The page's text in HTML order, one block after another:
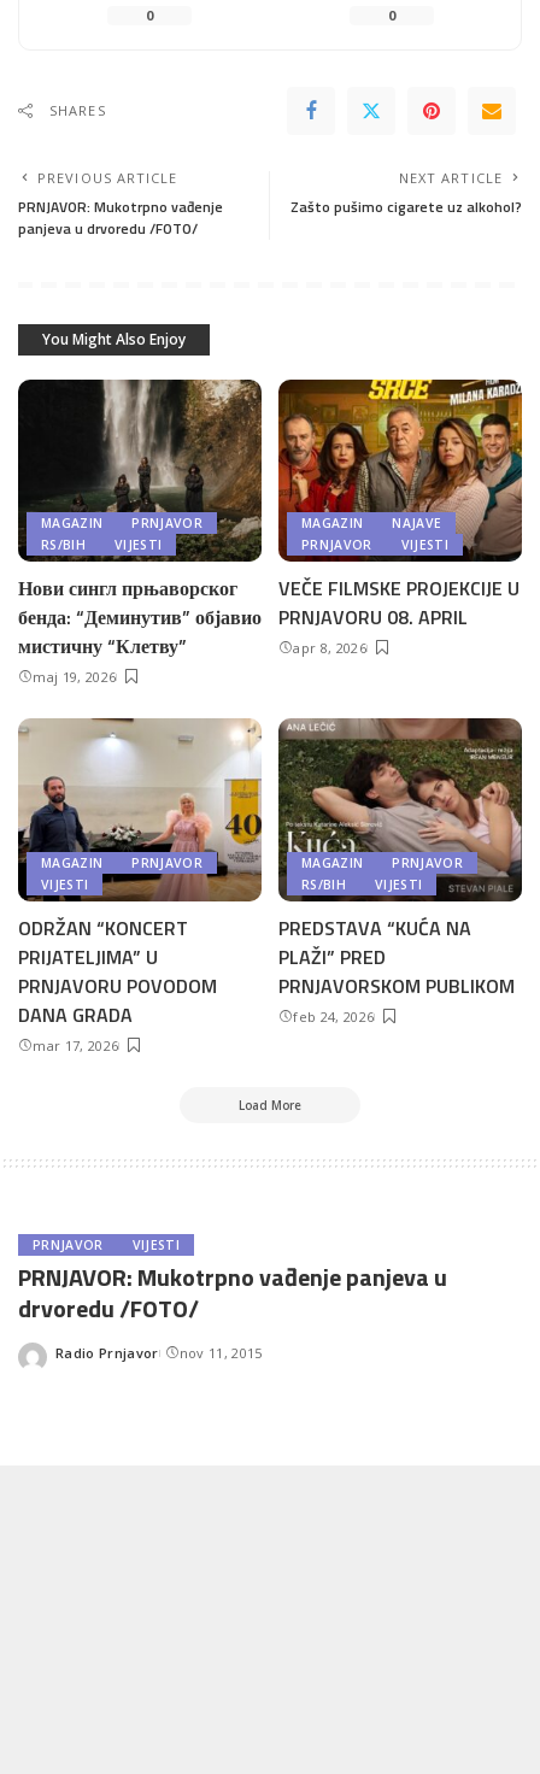
0 0
SHARES
PREVIOUS ARTICLE
PRNJAVOR: Mukotrpno vađenje
panjeva u drvoredu /FOTO/
NEXT ARTICLE
Zašto pušimo cigarete uz alkohol?
You Might Also Enjoy
MAGAZIN
PRNJAVOR
RS/BIH
VIJESTI
Нови сингл прњаворског
бенда: “Деминутив” објавио
мистичну “Клетву”
maj 19, 2026
MAGAZIN
NAJAVE
PRNJAVOR
VIJESTI
VEČE FILMSKE PROJEKCIJE U
PRNJAVORU 08. APRIL
apr 8, 2026
MAGAZIN
PRNJAVOR
VIJESTI
ODRŽAN “KONCERT
PRIJATELJIMA” U
PRNJAVORU POVODOM
DANA GRADA
mar 17, 2026
MAGAZIN
PRNJAVOR
RS/BIH
VIJESTI
PREDSTAVA “KUĆA NA
PLAŽI” PRED
PRNJAVORSKOM PUBLIKOM
feb 24, 2026
Load More
PRNJAVOR VIJESTI
PRNJAVOR: Mukotrpno vađenje panjeva u
drvoredu /FOTO/
Posted
Radio Prnjavor nov 11, 2015